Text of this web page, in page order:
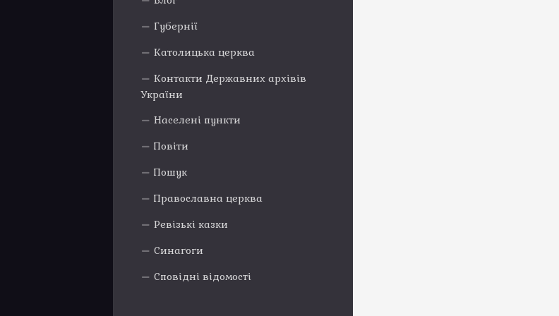
Губернії
Католицька церква
Контакти Державних архівів
України
Населені пункти
Повіти
Пошук
Православна церква
Ревізькі казки
Синагоги
Сповідні відомості